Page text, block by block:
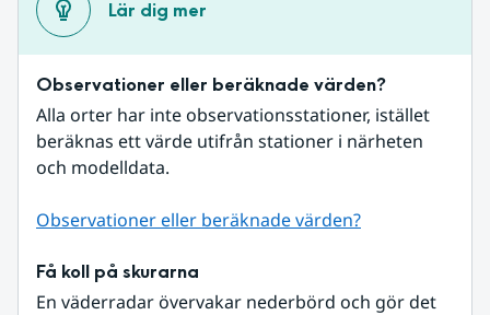
Lär dig mer
Observationer eller beräknade värden?
Alla orter har inte observationsstationer, istället
beräknas ett värde utifrån stationer i närheten
och modelldata.
Observationer eller beräknade värden?
Få koll på skurarna
En väderradar övervakar nederbörd och gör det